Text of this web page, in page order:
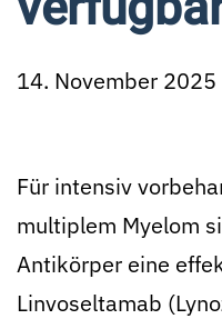
14. November 2025
Für intensiv
multiplem Myelom
Antikörper eine
Linvoseltamab